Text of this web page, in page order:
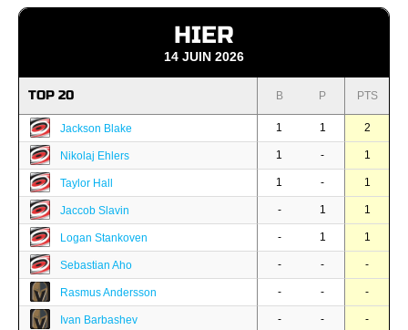
HIER
14 JUIN 2026
TOP 20 B P PTS
Jackson Blake 1 1 2
Nikolaj Ehlers 1 - 1
Taylor Hall 1 - 1
Jaccob Slavin - 1 1
Logan Stankoven - 1 1
Sebastian Aho - - -
Rasmus Andersson - - -
Ivan Barbashev - - -